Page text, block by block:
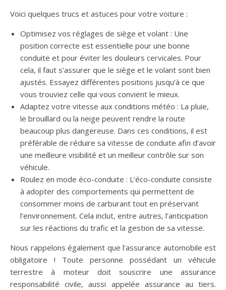
Voici quelques trucs et astuces pour votre voiture :
Optimisez vos réglages de siège et volant : Une
position correcte est essentielle pour une bonne
conduite et pour éviter les douleurs cervicales. Pour
cela, il faut s’assurer que le siège et le volant sont bien
ajustés. Essayez différentes positions jusqu’à ce que
vous trouviez celle qui vous convient le mieux.
Adaptez votre vitesse aux conditions météo : La pluie,
le brouillard ou la neige peuvent rendre la route
beaucoup plus dangereuse. Dans ces conditions, il est
préférable de réduire sa vitesse de conduite afin d’avoir
une meilleure visibilité et un meilleur contrôle sur son
véhicule.
Roulez en mode éco-conduite : L’éco-conduite consiste
à adopter des comportements qui permettent de
consommer moins de carburant tout en préservant
l’environnement. Cela inclut, entre autres, l’anticipation
sur les réactions du trafic et la gestion de sa vitesse.
Nous rappelons également que l’assurance automobile est
obligatoire ! Toute personne possédant un véhicule
terrestre à moteur doit souscrire une assurance
responsabilité civile, aussi appelée assurance au tiers.